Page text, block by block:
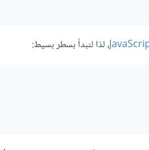
، لذا لنبدأ بسطر بسيط: